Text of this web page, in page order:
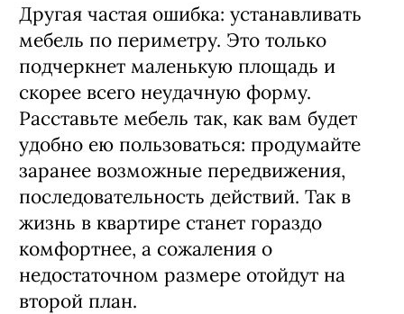
Другая частая ошибка: устанавливать
мебель по периметру. Это только
подчеркнет маленькую площадь и
скорее всего неудачную форму.
Расставьте мебель так, как вам будет
удобно ею пользоваться: продумайте
заранее возможные передвижения,
последовательность действий. Так в
жизнь в квартире станет гораздо
комфортнее, а сожаления о
недостаточном размере отойдут на
второй план.